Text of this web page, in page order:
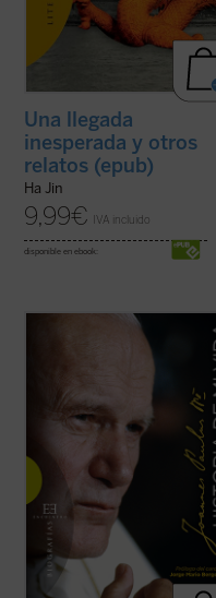
Una llegada
inesperada y otros
relatos (epub)
Ha Jin
9,99€ IVA incluido
disponible en ebook:
Una verdadera «autobiografía» del papa
Wojtyla formada a partir de las
confidencias personales que él mismo fue
revelando en cerca de 15.000 textos y
mundo durante sus 27 años de pontificado.
(ver ficha)